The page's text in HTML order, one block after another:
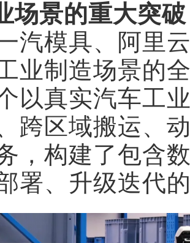
场景的重大突破
汽模具、阿里
业制造场景的
以真实汽车工
跨区域搬运、
，构建了包含
署、升级迭代